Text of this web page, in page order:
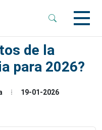
de la
para 2026?
19-01-2026